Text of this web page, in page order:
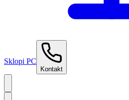
Sklopi PC
Kontakt